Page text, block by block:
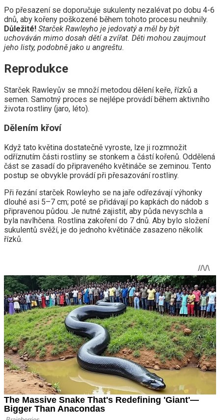
Po přesazení se doporučuje sukulenty nezalévat po dobu 4-6
dnů, aby kořeny poškozené během tohoto procesu neuhnily.
Důležité! Starček Rawleyho je jedovatý a měl by být
uchováván mimo dosah dětí a zvířat. Děti mohou zaujmout
jeho listy, podobně jako u angreštu.
Reprodukce
Starček Rawleyův se množí metodou dělení keře, řízků a
semen. Samotný proces se nejlépe provádí během aktivního
života rostliny (jaro, léto).
Dělením křoví
Když tato květina dostatečně vyroste, lze ji rozmnožit
odříznutím části rostliny se stonkem a částí kořenů. Oddělená
část se zasadí do připraveného květináče se zeminou. Tento
postup se obvykle provádí při přesazování rostliny.
Při řezání starček Rowleyho se na jaře odřezávají výhonky
dlouhé asi 5–7 cm; poté se přidávají po kapkách do nádob s
připravenou půdou. Je nutné zajistit, aby půda nevyschla a
byla navlhčena. Rostlina zakoření do 7 dnů. Aby bylo složení
sukulentů svěží, je do jednoho květináče zasazeno několik
řízků.